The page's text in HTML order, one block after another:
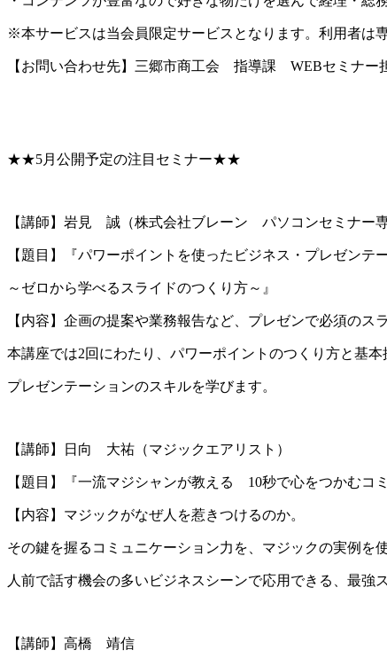
※本サービスは当会員限定サービスとなります。利用者は
【お問い合わせ先】三郷市商工会 指導課 WEBセミナー
★★5月公開予定の注目セミナー★★
【講師】岩見 誠（株式会社ブレーン パソコンセミナー専
【題目】『パワーポイントを使ったビジネス・プレゼンテ
～ゼロから学べるスライドのつくり方～』
【内容】企画の提案や業務報告など、プレゼンで必須のス
本講座では2回にわたり、パワーポイントのつくり方と基本
プレゼンテーションのスキルを学びます。
【講師】日向 大祐（マジックエアリスト）
【題目】『一流マジシャンが教える 10秒で心をつかむコ
【内容】マジックがなぜ人を惹きつけるのか。
その鍵を握るコミュニケーション力を、マジックの実例を
人前で話す機会の多いビジネスシーンで応用できる、最強
【講師】高橋 靖信